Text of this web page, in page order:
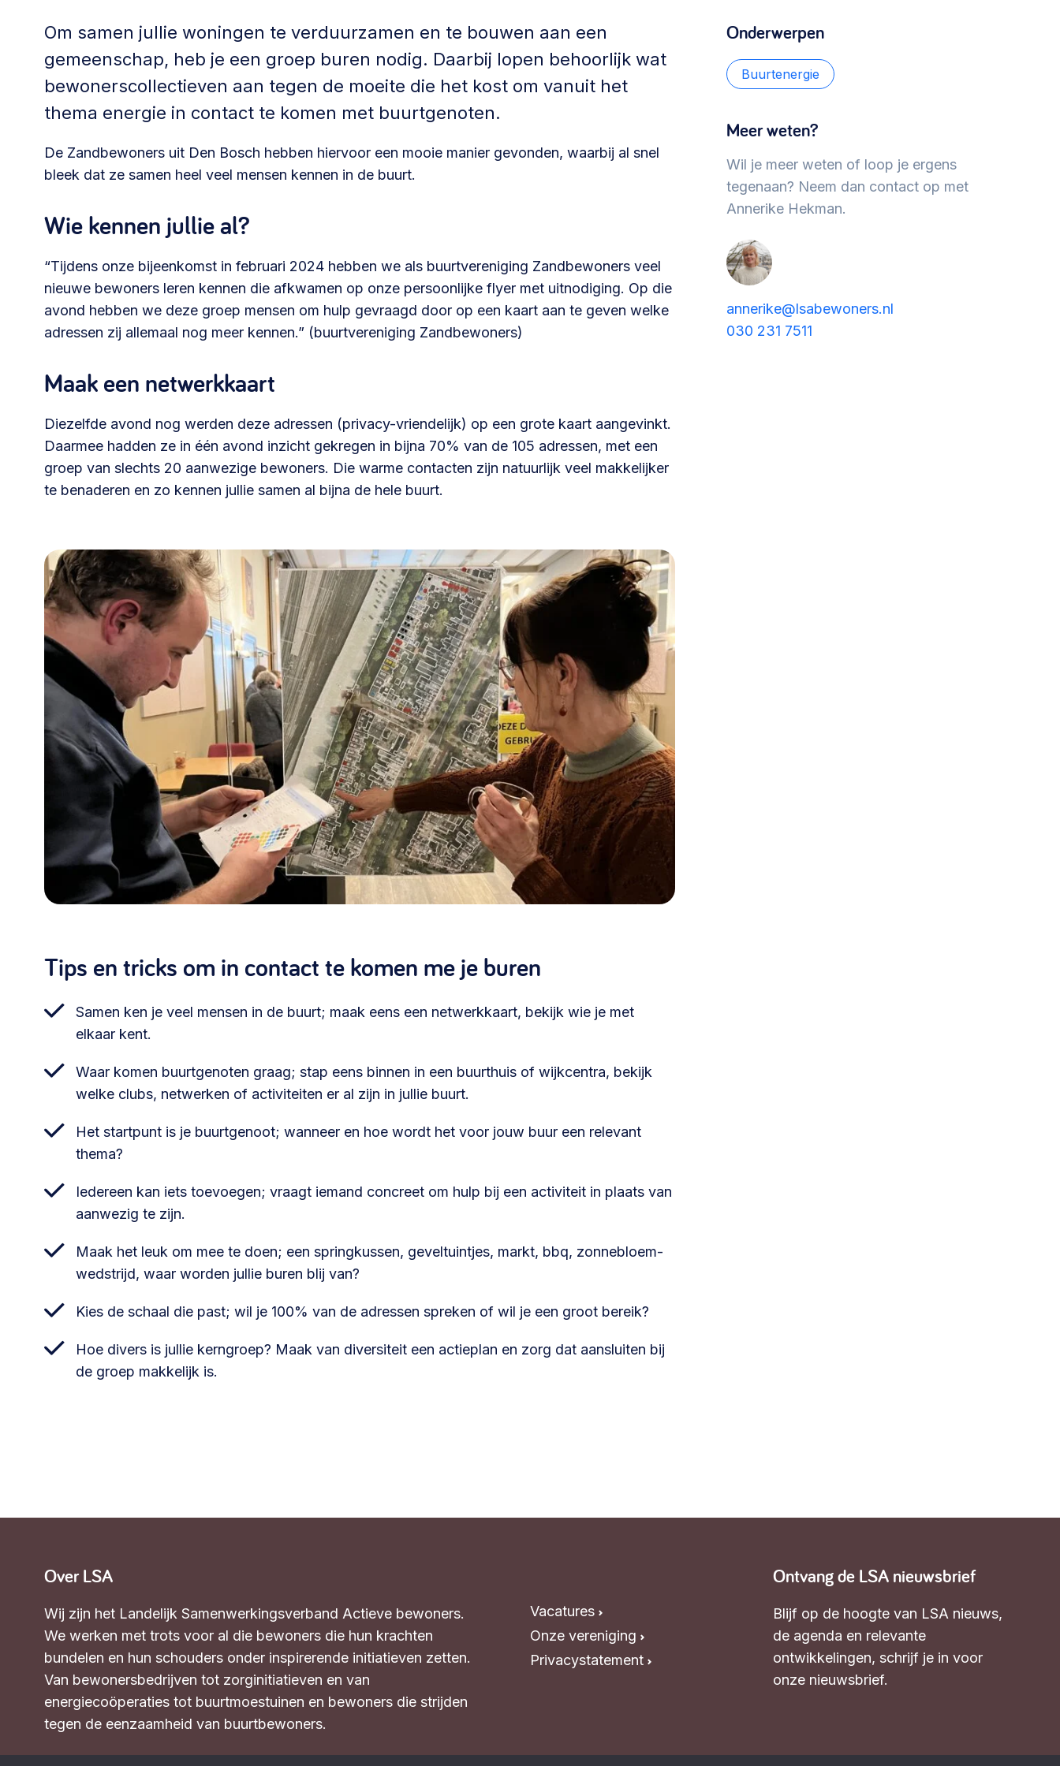
welkomstcultuur >
netwerken uitbreiden >
Weerbare gemeenschappen
Voorbereiden op crisis, noodsteunpunten,
Buurtenergie
Energiecollectieven, buurt vergroenen, SDG >
Meebeslissen
democratie >
Samenwerken en lokale politiek
maatschappelijke impact >
Omgevingswet en gebiedsontwikkeling
Advies of hulp nodig?
Vraag stellen
030 231
Om samen jullie woningen te verduurzamen en te bouwen aan een
gemeenschap, heb je een groep buren nodig. Daarbij lopen behoorlijk wat
bewonerscollectieven aan tegen de moeite die het kost om vanuit het
thema energie in contact te komen met buurtgenoten.
De Zandbewoners uit Den Bosch hebben hiervoor een mooie manier gevonden, waarbij al snel
bleek dat ze samen heel veel mensen kennen in de buurt.
Wie kennen jullie al?
“Tijdens onze bijeenkomst in februari 2024 hebben we als buurtvereniging Zandbewoners veel
nieuwe bewoners leren kennen die afkwamen op onze persoonlijke flyer met uitnodiging. Op die
avond hebben we deze groep mensen om hulp gevraagd door op een kaart aan te geven welke
adressen zij allemaal nog meer kennen.” (buurtvereniging Zandbewoners)
Maak een netwerkkaart
Diezelfde avond nog werden deze adressen (privacy-vriendelijk) op een grote kaart aangevinkt.
Daarmee hadden ze in één avond inzicht gekregen in bijna 70% van de 105 adressen, met een
groep van slechts 20 aanwezige bewoners. Die warme contacten zijn natuurlijk veel makkelijker
te benaderen en zo kennen jullie samen al bijna de hele buurt.
Tips en tricks om in contact te komen me je buren
Samen ken je veel mensen in de buurt; maak eens een netwerkkaart, bekijk wie je met
elkaar kent.
Waar komen buurtgenoten graag; stap eens binnen in een buurthuis of wijkcentra, bekijk
welke clubs, netwerken of activiteiten er al zijn in jullie buurt.
Het startpunt is je buurtgenoot; wanneer en hoe wordt het voor jouw buur een relevant
thema?
Iedereen kan iets toevoegen; vraagt iemand concreet om hulp bij een activiteit in plaats van
aanwezig te zijn.
Maak het leuk om mee te doen; een springkussen, geveltuintjes, markt, bbq, zonnebloem-
wedstrijd, waar worden jullie buren blij van?
Kies de schaal die past; wil je 100% van de adressen spreken of wil je een groot bereik?
Hoe divers is jullie kerngroep? Maak van diversiteit een actieplan en zorg dat aansluiten bij
de groep makkelijk is.
Onderwerpen
Buurtenergie
Meer weten?
Wil je meer weten of loop je ergens
tegenaan? Neem dan contact op met
Annerike Hekman.
annerike@lsabewoners.nl
030 231 7511
Over LSA
Wij zijn het Landelijk Samenwerkingsverband Actieve bewoners.
We werken met trots voor al die bewoners die hun krachten
bundelen en hun schouders onder inspirerende initiatieven zetten.
Van bewonersbedrijven tot zorginitiatieven en van
energiecoöperaties tot buurtmoestuinen en bewoners die strijden
tegen de eenzaamheid van buurtbewoners.
Vacatures
Onze vereniging
Privacystatement
Ontvang de LSA nieuwsbrief
Blijf op de hoogte van LSA nieuws,
de agenda en relevante
ontwikkelingen, schrijf je in voor
onze nieuwsbrief.